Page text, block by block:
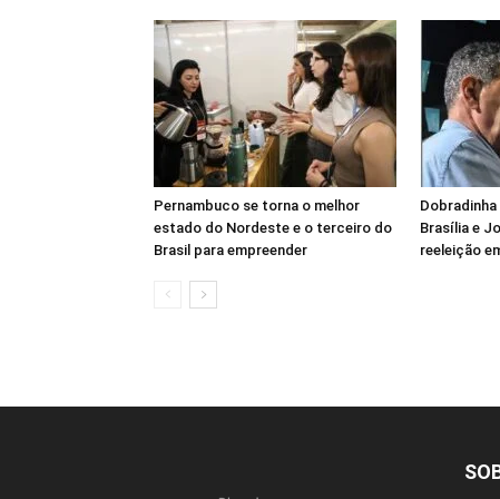
Pernambuco se torna o melhor
estado do Nordeste e o terceiro do
Brasil para empreender
Dobradinha
Brasília e
reeleição